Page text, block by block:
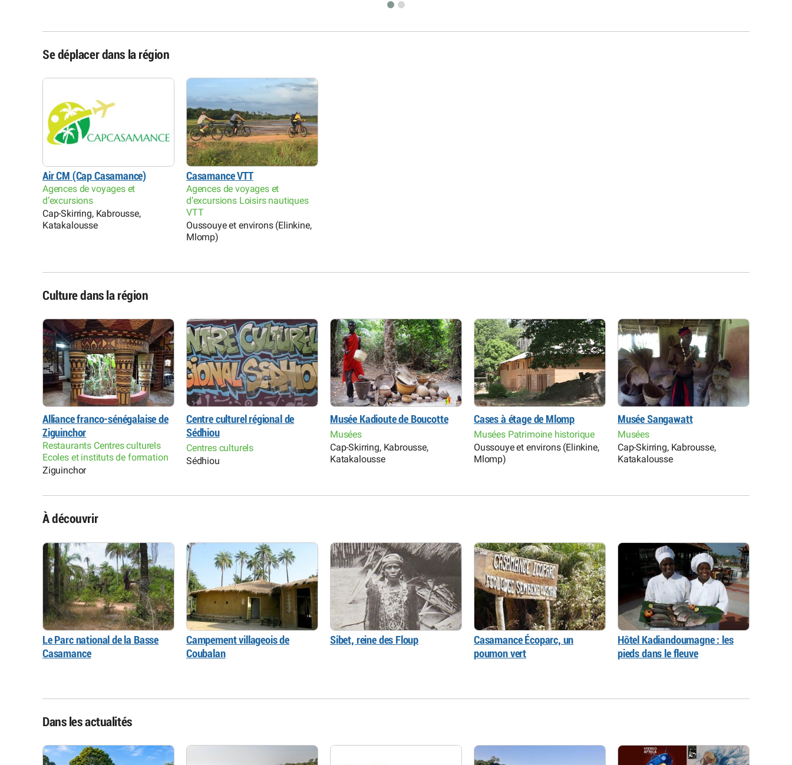
Se déplacer dans la région
Air CM (Cap Casamance)
Agences de voyages et
d’excursions
Cap-Skirring, Kabrousse,
Katakalousse
Casamance VTT
Agences de voyages et
d’excursions Loisirs nautiques
VTT
Oussouye et environs (Elinkine,
Mlomp)
Culture dans la région
Alliance franco-sénégalaise de
Ziguinchor
Restaurants Centres culturels
Ecoles et instituts de formation
Ziguinchor
Centre culturel régional de
Sédhiou
Centres culturels
Sédhiou
Musée Kadioute de Boucotte
Musées
Cap-Skirring, Kabrousse,
Katakalousse
Cases à étage de Mlomp
Musées Patrimoine historique
Oussouye et environs (Elinkine,
Mlomp)
Musée Sangawatt
Musées
Cap-Skirring, Kabrousse,
Katakalousse
À découvrir
Le Parc national de la Basse
Casamance
Campement villageois de
Coubalan
Sibet, reine des Floup
Casamance Écoparc, un
poumon vert
Hôtel Kadiandoumagne : les
pieds dans le fleuve
Dans les actualités